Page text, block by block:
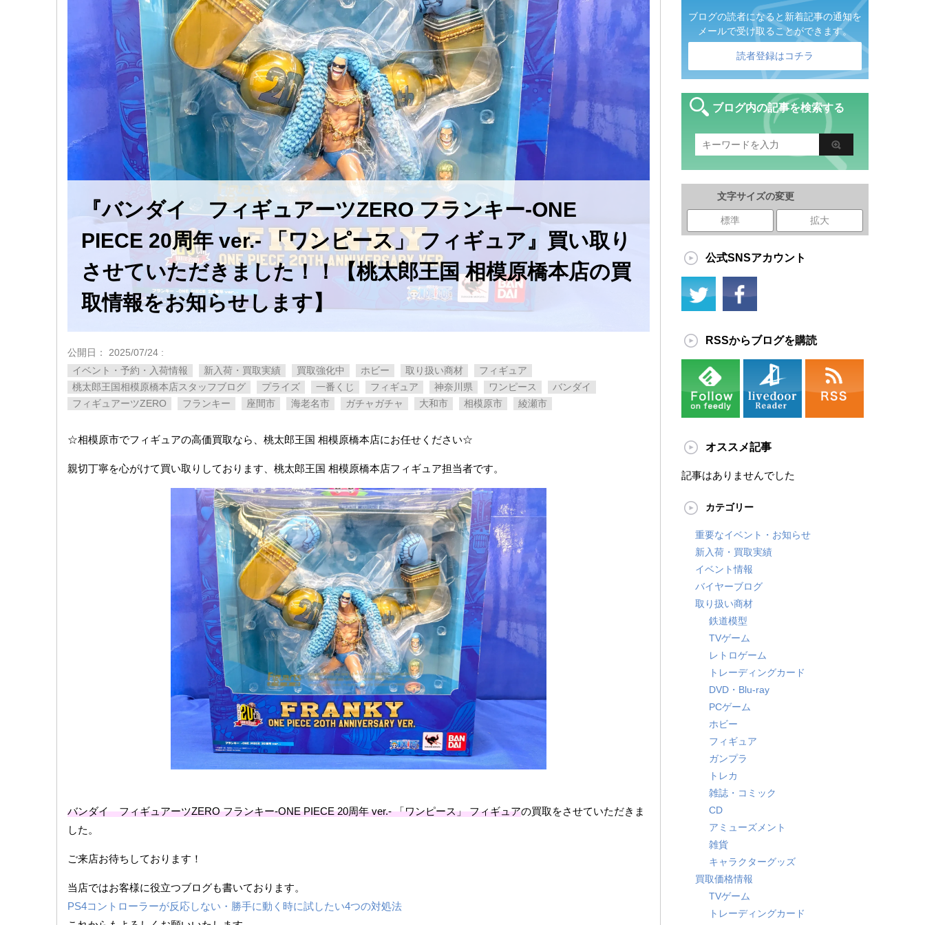
『バンダイ フィギュアーツZERO ​フランキー-ONE ​
PIECE ​20周年 ​ver.- 「ワンピース」 フィギュア』買い取り
させていただきました！！【桃太郎王国 相模原橋本店の買
取情報をお知らせします】
公開日： 2025/07/24 :
イベント・予約・入荷情報
新入荷・買取実績 買取強化中 ホビー 取り扱い商材
フィギュア
桃太郎王国相模原橋本店スタッフブログ
プライズ 一番くじ フィギュア 神奈川県 ワンピース
バンダイ
フィギュアーツZERO
フランキー 座間市 海老名市 ガチャガチャ 大和市 相模原市 綾瀬市
☆相模原市でフィギュアの高価買取なら、桃太郎王国 相模原橋本店にお任せください☆
親切丁寧を心がけて買い取りしております、桃太郎王国 相模原橋本店フィギュア担当者です。
バンダイ フィギュアーツZERO ​フランキー-ONE ​PIECE ​20周年 ​ver.- 「ワンピース」 フィギュアの買取をさせていただきま
した。
ご来店お待ちしております！
当店ではお客様に役立つブログも書いております。
PS4コントローラーが反応しない・勝手に動く時に試したい4つの対処法
ブログの読者になると新着記事の通知を
メールで受け取ることができます。
読者登録はコチラ
ブログ内の記事を検索する
文字サイズの変更
標準 拡大
公式SNSアカウント
RSSからブログを購読
オススメ記事
記事はありませんでした
カテゴリー
重要なイベント・お知らせ
新入荷・買取実績
イベント情報
バイヤーブログ
取り扱い商材
鉄道模型
TVゲーム
レトロゲーム
トレーディングカード
DVD・Blu-ray
PCゲーム
ホビー
フィギュア
ガンプラ
トレカ
雑誌・コミック
CD
アミューズメント
雑貨
キャラクターグッズ
買取価格情報
TVゲーム
トレーディングカード